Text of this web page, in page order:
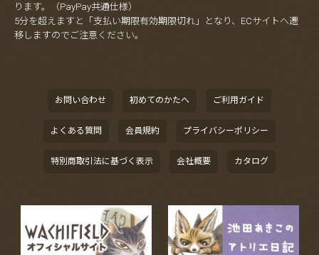
ります。（PayPay共通仕様）
5分を超えますと「支払い期限有効期限切れ」となり、ECサイトへ遷
移しますのでご注意ください。
お問い合わせ 初めてのかたへ ご利用ガイド
よくある質問 会員規約 プライバシーポリシー
特別商取引法に基づく表示 会社概要 カタログ